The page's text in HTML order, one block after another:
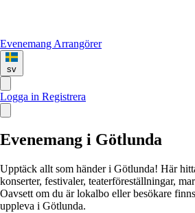
Evenemang Arrangörer
sv
Logga in Registrera
Evenemang i Götlunda
Upptäck allt som händer i Götlunda! Här
konserter, festivaler, teaterföreställningar,
Oavsett om du är lokalbo eller besökare
uppleva i Götlunda.